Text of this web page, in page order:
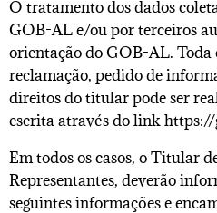
O tratamento dos dados
GOB-AL e/ou por terceiros
orientação do GOB-AL. Toda
reclamação, pedido de
direitos do titular pode ser
escrita através do link
Em todos os casos, o Titular
Representantes, deverão
seguintes informações e